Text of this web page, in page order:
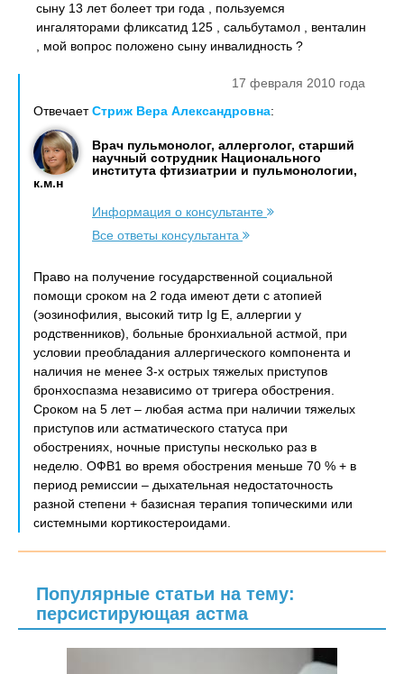
сыну 13 лет болеет три года , пользуемся
ингаляторами фликсатид 125 , сальбутамол , венталин
, мой вопрос положено сыну инвалидность ?
17 февраля 2010 года
ОтвечаетСтриж Вера Александровна:
Врач пульмонолог, аллерголог, старший
научный сотрудник Национального
института фтизиатрии и пульмонологии,
к.м.н
Информация о консультанте
Все ответы консультанта
Право на получение государственной социальной
помощи сроком на 2 года имеют дети с атопией
(эозинофилия, высокий титр Ig E, аллергии у
родственников), больные бронхиальной астмой, при
условии преобладания аллергического компонента и
наличия не менее 3-х острых тяжелых приступов
бронхоспазма независимо от тригера обострения.
Сроком на 5 лет – любая астма при наличии тяжелых
приступов или астматического статуса при
обострениях, ночные приступы несколько раз в
неделю. ОФВ1 во время обострения меньше 70 % + в
период ремиссии – дыхательная недостаточность
разной степени + базисная терапия топическими или
системными кортикостероидами.
Популярные статьи на тему:
персистирующая астма